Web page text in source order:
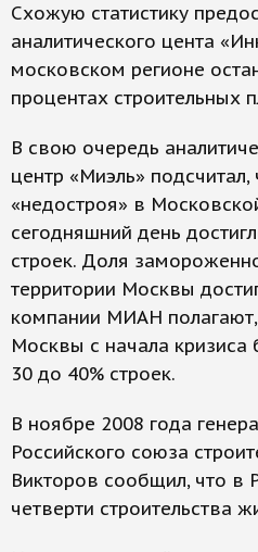
Схожую статистику
аналитического цента
московском регионе
процентах строительных
В свою очередь
центр «Миэль» подсчитал,
«недостроя» в
сегодняшний день
строек. Доля
территории Москвы
компании МИАН полагают,
Москвы с начала кризиса
30 до 40% строек.
В ноябре 2008 года
Российского союза
Викторов сообщил, что в
четверти строительства